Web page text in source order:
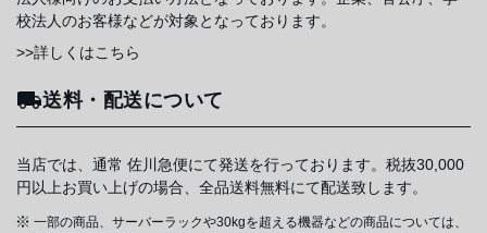
校法人のお客様などが対象となっております。
>>詳しくはこちら
送料・配送について
当店では、通常 佐川急便にて発送を行っております。税抜30,000
円以上お買い上げの場合、全品送料無料にて配送致します。
一部の商品、サーバーラックや30kgを超える機器などの商品については、